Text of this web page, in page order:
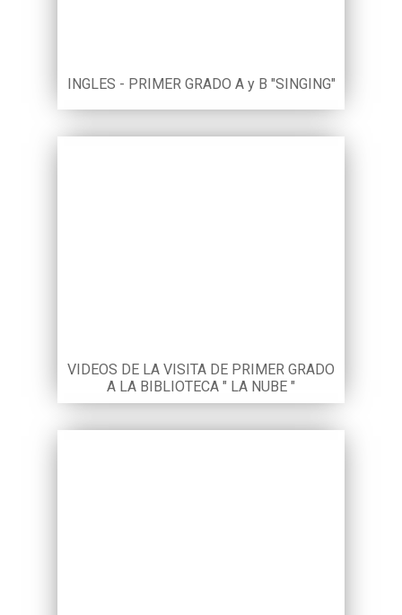
INGLES - PRIMER GRADO A y B "SINGING"
VIDEOS DE LA VISITA DE PRIMER GRADO
A LA BIBLIOTECA " LA NUBE "